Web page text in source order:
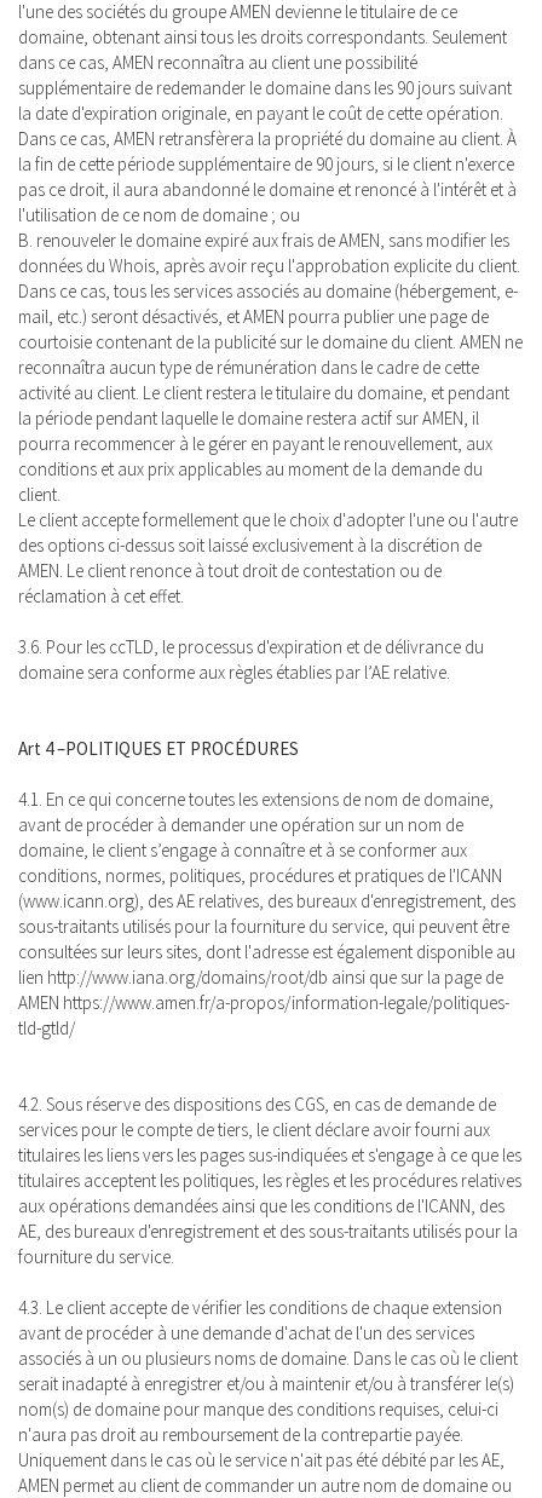
l'une des sociétés du groupe AMEN devienne le titulaire de ce
domaine, obtenant ainsi tous les droits correspondants. Seulement
dans ce cas, AMEN reconnaîtra au client une possibilité
supplémentaire de redemander le domaine dans les 90 jours suivant
la date d'expiration originale, en payant le coût de cette opération.
Dans ce cas, AMEN retransfèrera la propriété du domaine au client. À
la fin de cette période supplémentaire de 90 jours, si le client n'exerce
pas ce droit, il aura abandonné le domaine et renoncé à l'intérêt et à
l'utilisation de ce nom de domaine ; ou
B. renouveler le domaine expiré aux frais de AMEN, sans modifier les
données du Whois, après avoir reçu l'approbation explicite du client.
Dans ce cas, tous les services associés au domaine (hébergement, e-
mail, etc.) seront désactivés, et AMEN pourra publier une page de
courtoisie contenant de la publicité sur le domaine du client. AMEN ne
reconnaîtra aucun type de rémunération dans le cadre de cette
activité au client. Le client restera le titulaire du domaine, et pendant
la période pendant laquelle le domaine restera actif sur AMEN, il
pourra recommencer à le gérer en payant le renouvellement, aux
conditions et aux prix applicables au moment de la demande du
client.
Le client accepte formellement que le choix d'adopter l'une ou l'autre
des options ci-dessus soit laissé exclusivement à la discrétion de
AMEN. Le client renonce à tout droit de contestation ou de
réclamation à cet effet.
3.6. Pour les ccTLD, le processus d'expiration et de délivrance du
domaine sera conforme aux règles établies par l’AE relative.
Art 4 –POLITIQUES ET PROCÉDURES
4.1. En ce qui concerne toutes les extensions de nom de domaine,
avant de procéder à demander une opération sur un nom de
domaine, le client s’engage à connaître et à se conformer aux
conditions, normes, politiques, procédures et pratiques de l'ICANN
(www.icann.org), des AE relatives, des bureaux d'enregistrement, des
sous-traitants utilisés pour la fourniture du service, qui peuvent être
consultées sur leurs sites, dont l'adresse est également disponible au
lien http://www.iana.org/domains/root/db ainsi que sur la page de
AMEN https://www.amen.fr/a-propos/information-legale/politiques-
tld-gtld/
4.2. Sous réserve des dispositions des CGS, en cas de demande de
services pour le compte de tiers, le client déclare avoir fourni aux
titulaires les liens vers les pages sus-indiquées et s'engage à ce que les
titulaires acceptent les politiques, les règles et les procédures relatives
aux opérations demandées ainsi que les conditions de l'ICANN, des
AE, des bureaux d'enregistrement et des sous-traitants utilisés pour la
fourniture du service.
4.3. Le client accepte de vérifier les conditions de chaque extension
avant de procéder à une demande d'achat de l'un des services
associés à un ou plusieurs noms de domaine. Dans le cas où le client
serait inadapté à enregistrer et/ou à maintenir et/ou à transférer le(s)
nom(s) de domaine pour manque des conditions requises, celui-ci
n'aura pas droit au remboursement de la contrepartie payée.
Uniquement dans le cas où le service n'ait pas été débité par les AE,
AMEN permet au client de commander un autre nom de domaine ou